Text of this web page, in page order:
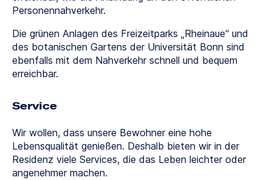
Personennahverkehr.
Die grünen Anlagen des Freizeitparks „Rheinaue“ und
des botanischen Gartens der Universität Bonn sind
ebenfalls mit dem Nahverkehr schnell und bequem
erreichbar.
Service
Wir wollen, dass unsere Bewohner eine hohe
Lebensqualität genießen. Deshalb bieten wir in der
Residenz viele Services, die das Leben leichter oder
angenehmer machen.